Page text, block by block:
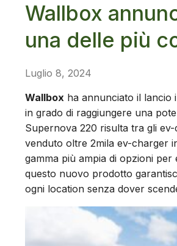
Wallbox
una delle più
Luglio 8, 2024
Wallbox ha annunciato il lancio
in grado di raggiungere una
Supernova 220 risulta tra gli
venduto oltre 2mila ev-charger
gamma più ampia di opzioni
questo nuovo prodotto
ogni location senza dover